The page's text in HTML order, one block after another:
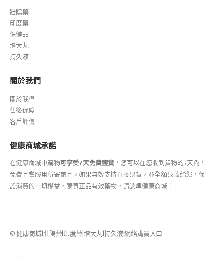
壯陽藥
印度藥
保健品
增大丸
持久液
關於我們
關於我們
售後保障
客戶評價
健康商城承諾
在健康商城中購物可享受7天免費鑒賞 ，您可以在您收到貨物的7天內，
免費品嘗服用所寄商品，如果無效支持直接退貨，並全額退款給您，保
證消費的一切權益，購買正品有效藥物，請認準健康商城！
© 健康商城|壯陽藥|印度藥|增大丸|持久液|網絡購買入口